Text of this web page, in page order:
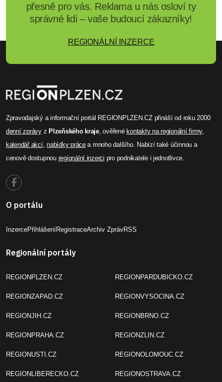
přesně pro vás. Reklama u nás osloví ty
správné lidi – vaše budoucí zákazníky!
REGIONÁLNÍ INZERCE
Zpravodajský a informační portál REGIONPLZEN.CZ přináší od roku 2000
denní zprávyzPlzeňského kraje, ověřenékontakty na regionální firmy,
kalendář akcí,nabídky prácea mnoho dalšího. Nabízí také účinnou a
cenově dostupnou regionální inzerci pro podnikatele i jednotlivce.
O portálu
InzercePřihlášeníRegistraceArchiv ZprávRSS
Regionální portály
REGIONPLZEN.CZ
REGIONZAPAD.CZ
REGIONJIH.CZ
REGIONPRAHA.CZ
REGIONUSTI.CZ
REGIONLIBERECKO.CZ
REGIONPARDUBICKO.CZ
REGIONVYSOCINA.CZ
REGIONBRNO.CZ
REGIONZLIN.CZ
REGIONOLOMOUC.CZ
REGIONOSTRAVA.CZ